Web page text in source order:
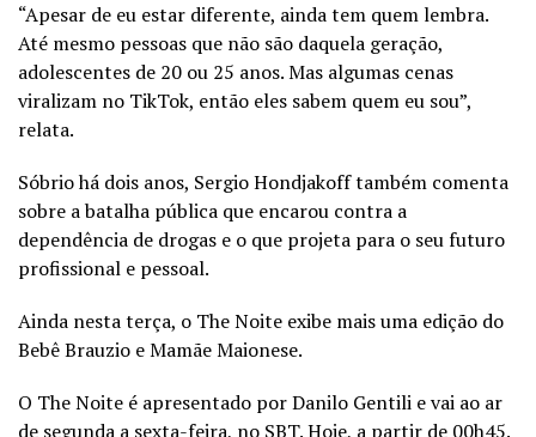
“Apesar de eu estar diferente, ainda tem quem lembra.
Até mesmo pessoas que não são daquela geração,
adolescentes de 20 ou 25 anos. Mas algumas cenas
viralizam no TikTok, então eles sabem quem eu sou”,
relata.
Sóbrio há dois anos, Sergio Hondjakoff também comenta
sobre a batalha pública que encarou contra a
dependência de drogas e o que projeta para o seu futuro
profissional e pessoal.
Ainda nesta terça, o The Noite exibe mais uma edição do
Bebê Brauzio e Mamãe Maionese.
O The Noite é apresentado por Danilo Gentili e vai ao ar
de segunda a sexta-feira, no SBT. Hoje, a partir de 00h45.